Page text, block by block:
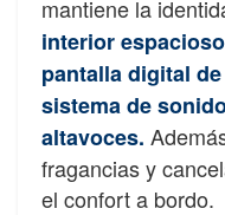
mantiene la
interior
pantalla digital
sistema de
altavoces.
fragancias y
el confort a bordo.